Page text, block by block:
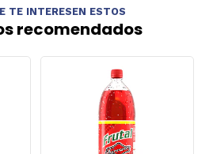
TE INTERESEN ESTOS
recomendados